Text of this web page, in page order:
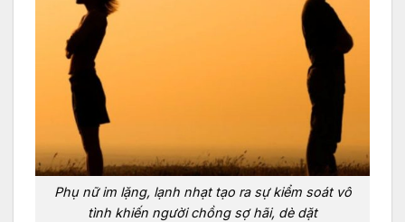
Phụ nữ im lặng, lạnh nhạt tạo ra sự kiểm soát vô
tình khiến người chồng sợ hãi, dè dặt